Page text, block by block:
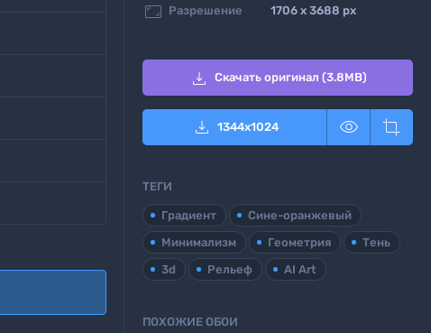
 Разрешение 1706 x 3688 px
 Скачать оригинал (3.8MB)
 1344x1024  
ТЕГИ
Градиент
Сине-оранжевый
Минимализм
Геометрия
Тень
3d
Рельеф AI Art
ПОХОЖИЕ ОБОИ